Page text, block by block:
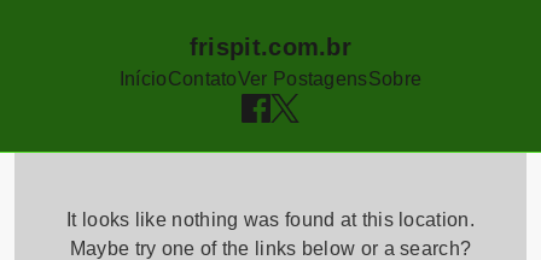
frispit.com.br
InícioContatoVer PostagensSobre
It looks like nothing was found at this location.
Maybe try one of the links below or a search?